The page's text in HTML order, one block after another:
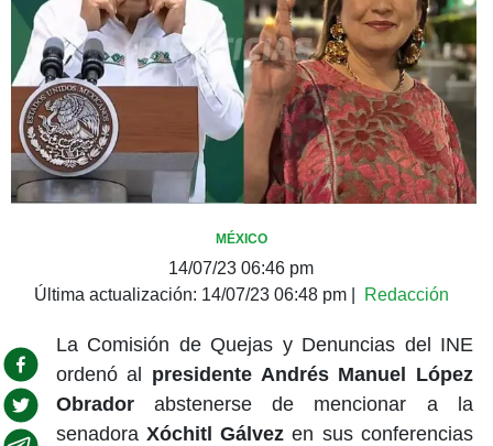
MÉXICO
14/07/23 06:46 pm
Última actualización: 14/07/23 06:48 pm| Redacción
La Comisión de Quejas y Denuncias del INE
ordenó al presidente Andrés Manuel López
Obrador abstenerse de mencionar a la
senadora Xóchitl Gálvezen sus conferencias